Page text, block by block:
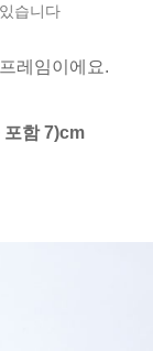
습니다
레임이에요.
포함 7)cm